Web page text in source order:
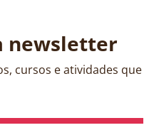
newsletter
cursos e atividades que